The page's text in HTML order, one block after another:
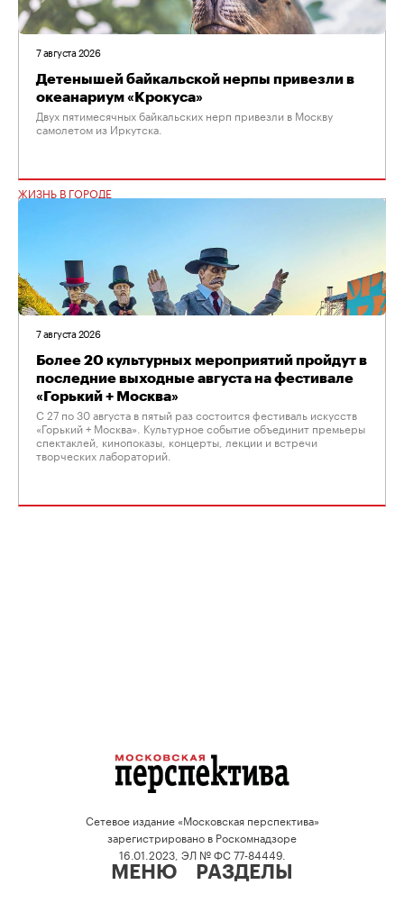
7 августа 2026
Детенышей байкальской нерпы привезли в
океанариум «Крокуса»
Двух пятимесячных байкальских нерп привезли в Москву
самолетом из Иркутска.
ЖИЗНЬ В ГОРОДЕ
7 августа 2026
Более 20 культурных мероприятий пройдут в
последние выходные августа на фестивале
«Горький + Москва»
С 27 по 30 августа в пятый раз состоится фестиваль искусств
«Горький + Москва». Культурное событие объединит премьеры
спектаклей, кинопоказы, концерты, лекции и встречи
творческих лабораторий.
Сетевое издание «Московская перспектива»
зарегистрировано в Роскомнадзоре
16.01.2023, ЭЛ № ФС 77-84449.
МЕНЮ РАЗДЕЛЫ